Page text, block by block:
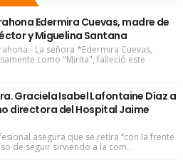
Edermira Cuevas, madre de
y Miguelina Santana
La señora *Edermira Cuevas,
como "Mirita", falleció este
Graciela Isabel Lafontaine Díaz a
directora del Hospital Jaime
asegura que se retira “con la frente
de seguir sirviendo a la com...